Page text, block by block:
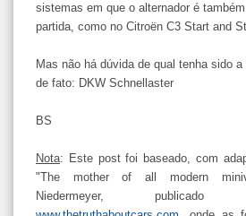
sistemas em que o alternador é
partida, como no Citroën C3 Start and
Mas não há dúvida de qual tenha sido
de fato: DKW Schnellaster
BS
Nota: Este post foi baseado, com
"The mother of all modern
Niedermeyer,